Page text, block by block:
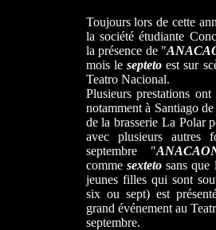
Toujours lors de cette
la société étudiante
la présence de "
mois le septetoest sur
Teatro Nacional.
Plusieurs prestations
notamment à Santiago
de la brasserie La Polar
avec plusieurs autres
septembre "
comme sextetosans que
jeunes filles qui sont
six ou sept) est
grand événement au
septembre.